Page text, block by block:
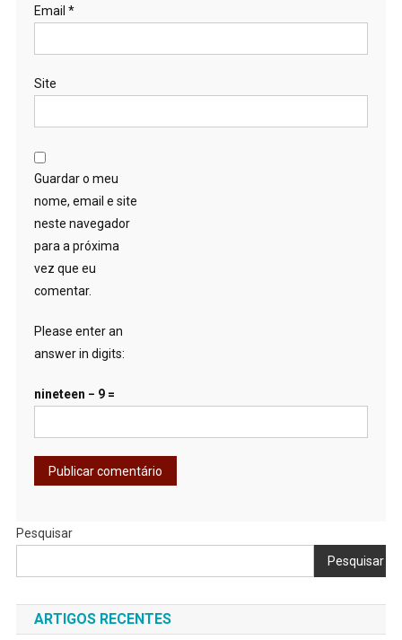
Email *
Site
Guardar o meu
nome, email e site
neste navegador
para a próxima
vez que eu
comentar.
Please enter an
answer in digits:
nineteen − 9 =
Pesquisar
Pesquisar
ARTIGOS RECENTES